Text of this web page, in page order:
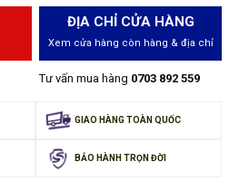
ĐỊA CHỈ CỬA HÀNG
Xem cửa hàng còn hàng & địa chỉ
Tư vấn mua hàng 0703 892 559
GIAO HÀNG TOÀN QUỐC
BẢO HÀNH TRỌN ĐỜI